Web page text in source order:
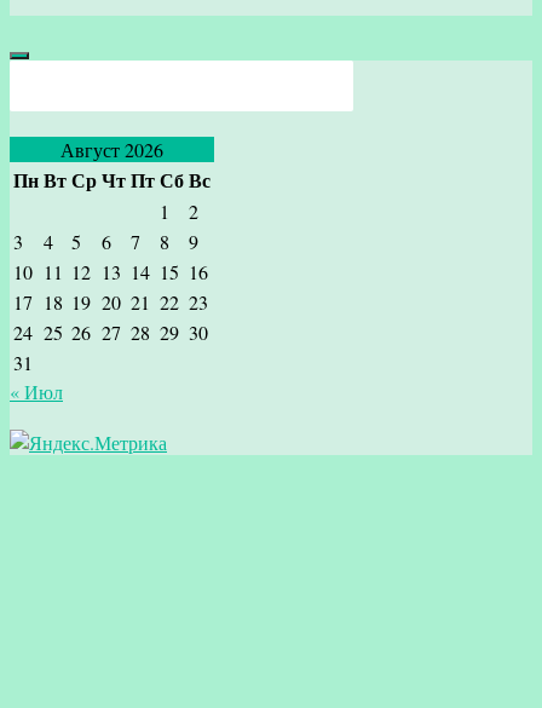
Август 2026
ПнВтСрЧтПтСбВс
1
2
3
4 5 6 7 8
9
10 11 12 13 14 15 16
17 18 19 20 21 22 23
24 25 26 27 28 29 30
31
« Июл